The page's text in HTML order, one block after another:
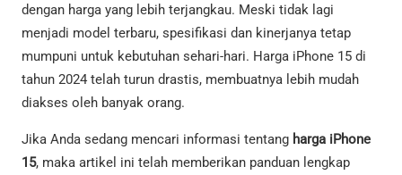
dengan harga yang lebih terjangkau. Meski tidak lagi
menjadi model terbaru, spesifikasi dan kinerjanya tetap
mumpuni untuk kebutuhan sehari-hari. Harga iPhone 15 di
tahun 2024 telah turun drastis, membuatnya lebih mudah
diakses oleh banyak orang.
Jika Anda sedang mencari informasi tentang harga iPhone
15, maka artikel ini telah memberikan panduan lengkap